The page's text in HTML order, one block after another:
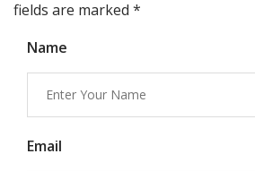
fields are marked *
Name
Email